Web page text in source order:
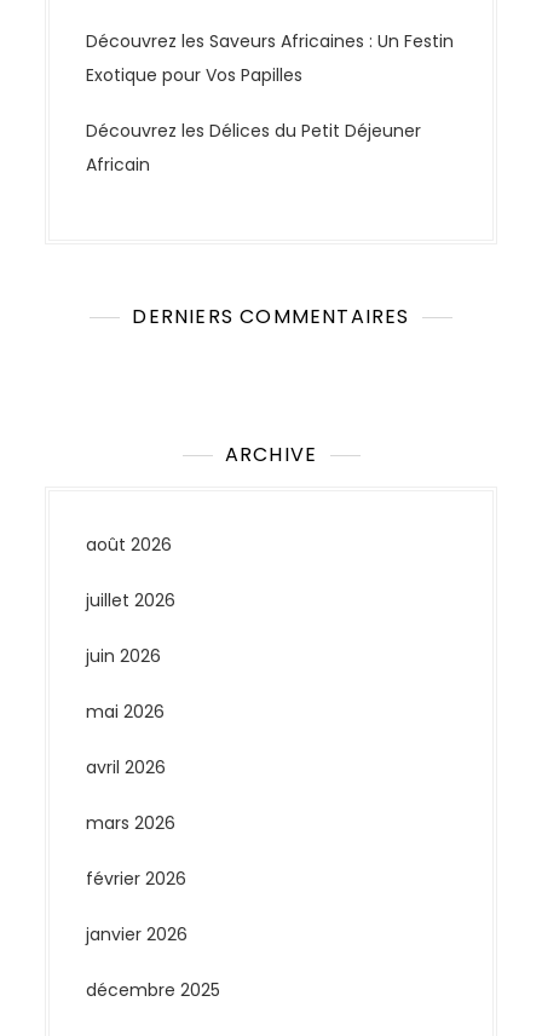
Découvrez les Saveurs Africaines : Un Festin
Exotique pour Vos Papilles
Découvrez les Délices du Petit Déjeuner
Africain
DERNIERS COMMENTAIRES
ARCHIVE
août 2026
juillet 2026
juin 2026
mai 2026
avril 2026
mars 2026
février 2026
janvier 2026
décembre 2025